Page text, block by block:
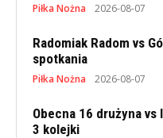
Piłka Nożna 2026-08-07
Radomiak Radom vs
spotkania
Piłka Nożna 2026-08-07
Obecna 16 drużyna
3 kolejki